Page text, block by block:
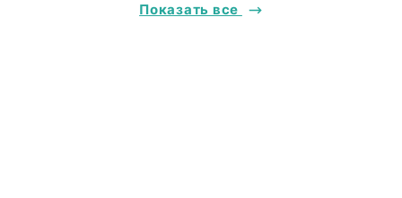
Показать все